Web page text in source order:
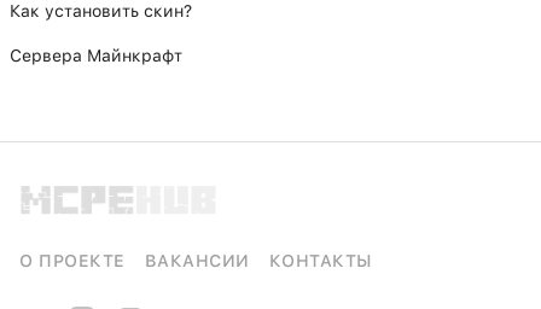
Как установить скин?
Сервера Майнкрафт
О ПРОЕКТЕ ВАКАНСИИ КОНТАКТЫ